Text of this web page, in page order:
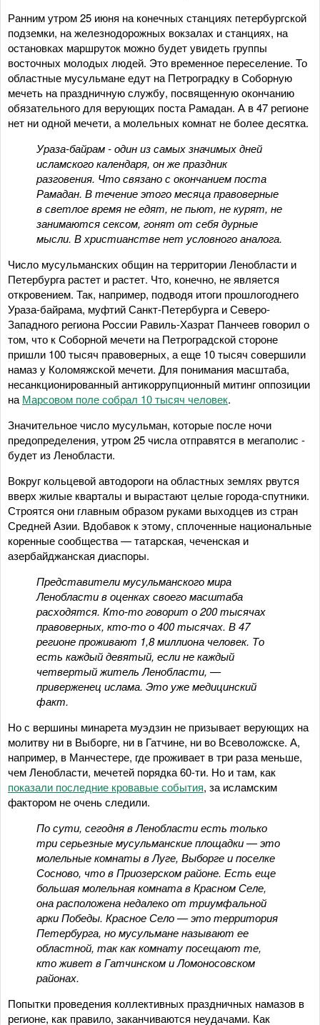
Ранним утром 25 июня на конечных станциях петербургской
подземки, на железнодорожных вокзалах и станциях, на
остановках маршруток можно будет увидеть группы
восточных молодых людей. Это временное переселение. То
областные мусульмане едут на Петроградку в Соборную
мечеть на праздничную службу, посвященную окончанию
обязательного для верующих поста Рамадан. А в 47 регионе
нет ни одной мечети, а молельных комнат не более десятка.
Ураза-байрам - один из самых значимых дней
исламского календаря, он же праздник
разговения. Что связано с окончанием поста
Рамадан. В течение этого месяца правоверные
в светлое время не едят, не пьют, не курят, не
занимаются сексом, гонят от себя дурные
мысли. В христианстве нет условного аналога.
Число мусульманских общин на территории Ленобласти и
Петербурга растет и растет. Что, конечно, не является
откровением. Так, например, подводя итоги прошлогоднего
Ураза-байрама, муфтий Санкт-Петербурга и Северо-
Западного региона России Равиль-Хазрат Панчеев говорил о
том, что к Соборной мечети на Петроградской стороне
пришли 100 тысяч правоверных, а еще 10 тысяч совершили
намаз у Коломяжской мечети. Для понимания масштаба,
несанкционированный антикоррупционный митинг оппозиции
на Марсовом поле собрал 10 тысяч человек.
Значительное число мусульман, которые после ночи
предопределения, утром 25 числа отправятся в мегаполис -
будет из Ленобласти.
Вокруг кольцевой автодороги на областных землях рвутся
вверх жилые кварталы и вырастают целые города-спутники.
Строятся они главным образом руками выходцев из стран
Средней Азии. Вдобавок к этому, сплоченные национальные
коренные сообщества — татарская, чеченская и
азербайджанская диаспоры.
Представители мусульманского мира
Ленобласти в оценках своего масштаба
расходятся. Кто-то говорит о 200 тысячах
правоверных, кто-то о 400 тысячах. В 47
регионе проживают 1,8 миллиона человек. То
есть каждый девятый, если не каждый
четвертый житель Ленобласти, —
приверженец ислама. Это уже медицинский
факт.
Но с вершины минарета муэдзин не призывает верующих на
молитву ни в Выборге, ни в Гатчине, ни во Всеволожске. А,
например, в Манчестере, где проживает в три раза меньше,
чем Ленобласти, мечетей порядка 60-ти. Но и там, как
показали последние кровавые события, за исламским
фактором не очень следили.
По сути, сегодня в Ленобласти есть только
три серьезные мусульманские площадки — это
молельные комнаты в Луге, Выборге и поселке
Сосново, что в Приозерском районе. Есть еще
большая молельная комната в Красном Селе,
она расположена недалеко от триумфальной
арки Победы. Красное Село — это территория
Петербурга, но мусульмане называют ее
областной, так как комнату посещают те,
кто живет в Гатчинском и Ломоносовском
районах.
Попытки проведения коллективных праздничных намазов в
регионе, как правило, заканчиваются неудачами. Как